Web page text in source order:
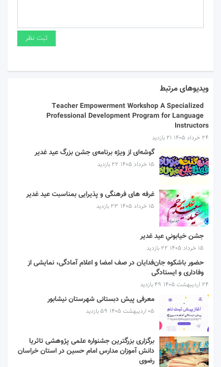
ویدیوهای مرتبط
Teacher Empowerment Workshop A Specialized
Professional Development Program for Language
Instructors
۲۴ خرداد ۱۴۰۵ 21 بازدید
گوشه‌ای از ویژه برنامه‌ی جشن بزرگ عید غدیر
۱۵ خرداد ۱۴۰۵ 22 بازدید
غرفه های فرهنگی و پذیرایی بمناسبت عید غدیر
۱۵ خرداد ۱۴۰۵ 23 بازدید
جشن خیابونیِ عید غدیر
۱۵ خرداد ۱۴۰۵ 22 بازدید
حضور باشکوه جان‌فدایان در صف امضا و اعلام آمادگی، نمایشی از
وفاداری و ایستادگی
۲۴ اردیبهشت ۱۴۰۵ 49 بازدید
معرفی پیش دبستانی شهرستان نیشابور
۰۵ اردیبهشت ۱۴۰۵ 59 بازدید
برگزاری بزرگترین جشنواره علمی پژوهشی تاثریا
دانش آموزان مدارس امام حسین در استان خراسان
رضوی